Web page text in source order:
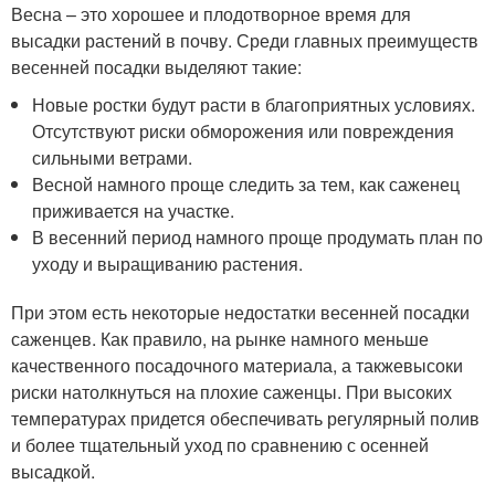
Весна – это хорошее и плодотворное время для
высадки растений в почву. Среди главных преимуществ
весенней посадки выделяют такие:
Новые ростки будут расти в благоприятных условиях.
Отсутствуют риски обморожения или повреждения
сильными ветрами.
Весной намного проще следить за тем, как саженец
приживается на участке.
В весенний период намного проще продумать план по
уходу и выращиванию растения.
При этом есть некоторые недостатки весенней посадки
саженцев. Как правило, на рынке намного меньше
качественного посадочного материала, а такжевысоки
риски натолкнуться на плохие саженцы. При высоких
температурах придется обеспечивать регулярный полив
и более тщательный уход по сравнению с осенней
высадкой.